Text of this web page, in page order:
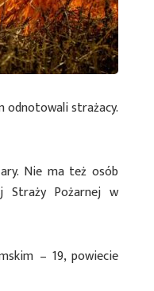
odnotowali strażacy.
Nie ma też osób
Straży Pożarnej w
– 19, powiecie